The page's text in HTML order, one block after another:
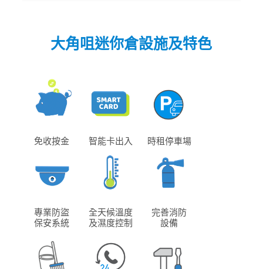
大角咀迷你倉設施及特色
免收按金 智能卡出入 時租停車場
專業防盜
保安系統
全天候溫度
及濕度控制
完善消防
設備